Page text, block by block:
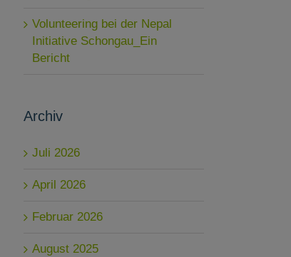
Volunteering bei der Nepal
Initiative Schongau_Ein
Bericht
Archiv
Juli 2026
April 2026
Februar 2026
August 2025